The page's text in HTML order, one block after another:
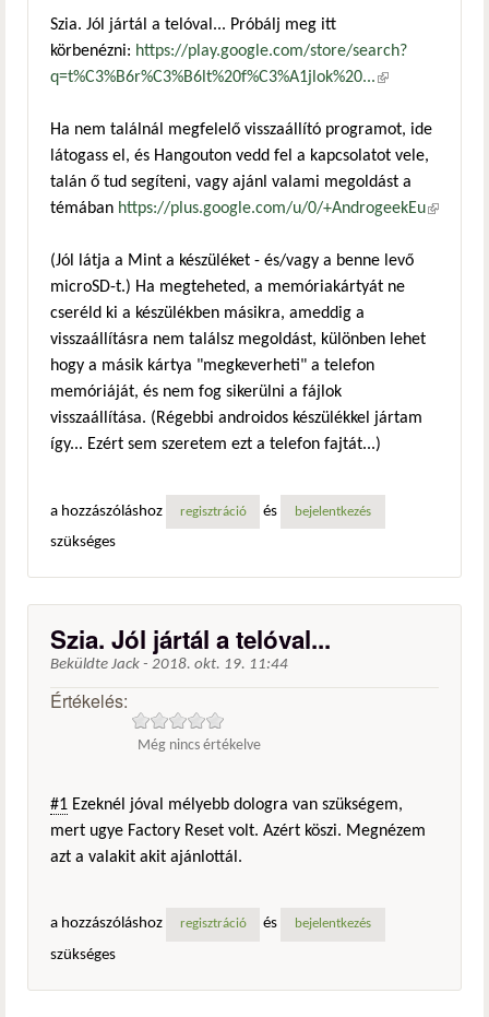
Szia. Jól jártál a telóval... Próbálj meg itt
körbenézni: https://play.google.com/store/search?
q=t%C3%B6r%C3%B6lt%20f%C3%A1jlok%20...(külső
Ha nem találnál megfelelő visszaállító programot, ide
látogass el, és Hangouton vedd fel a kapcsolatot vele,
talán ő tud segíteni, vagy ajánl valami megoldást a
témában https://plus.google.com/u/0/+AndrogeekEu(külső
(Jól látja a Mint a készüléket - és/vagy a benne levő
microSD-t.) Ha megteheted, a memóriakártyát ne
cseréld ki a készülékben másikra, ameddig a
visszaállításra nem találsz megoldást, különben lehet
hogy a másik kártya "megkeverheti" a telefon
memóriáját, és nem fog sikerülni a fájlok
visszaállítása. (Régebbi androidos készülékkel jártam
így... Ezért sem szeretem ezt a telefon fajtát...)
a hozzászóláshoz regisztráció és bejelentkezés
szükséges
Szia. Jól jártál a telóval...
Beküldte Jack - 2018. okt. 19. 11:44
Értékelés:
Még nincs értékelve
#1 Ezeknél jóval mélyebb dologra van szükségem,
mert ugye Factory Reset volt. Azért köszi. Megnézem
azt a valakit akit ajánlottál.
a hozzászóláshoz regisztráció és bejelentkezés
szükséges